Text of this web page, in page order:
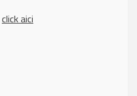
click aici